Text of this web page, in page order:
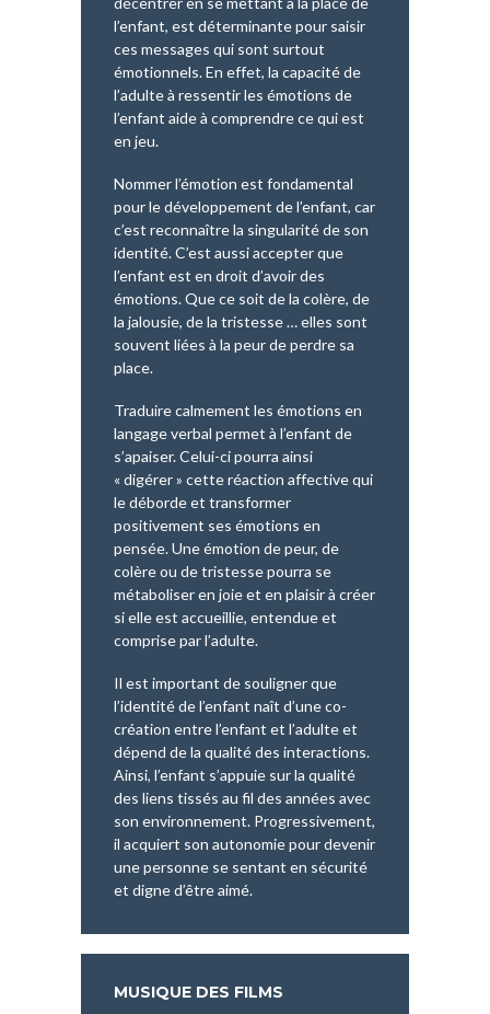
l’enfant, est déterminante pour saisir
ces messages qui sont surtout
émotionnels. En effet, la capacité de
l’adulte à ressentir les émotions de
l’enfant aide à comprendre ce qui est
en jeu.
Nommer l’émotion est fondamental
pour le développement de l’enfant, car
c’est reconnaître la singularité de son
identité. C’est aussi accepter que
l’enfant est en droit d’avoir des
émotions. Que ce soit de la colère, de
la jalousie, de la tristesse … elles sont
souvent liées à la peur de perdre sa
place.
Traduire calmement les émotions en
langage verbal permet à l’enfant de
s’apaiser. Celui-ci pourra ainsi
« digérer » cette réaction affective qui
le déborde et transformer
positivement ses émotions en
pensée. Une émotion de peur, de
colère ou de tristesse pourra se
métaboliser en joie et en plaisir à créer
si elle est accueillie, entendue et
comprise par l’adulte.
Il est important de souligner que
l’identité de l’enfant naît d’une co-
création entre l’enfant et l’adulte et
dépend de la qualité des interactions.
Ainsi, l’enfant s’appuie sur la qualité
des liens tissés au fil des années avec
son environnement. Progressivement,
il acquiert son autonomie pour devenir
une personne se sentant en sécurité
et digne d’être aimé.
MUSIQUE DES FILMS